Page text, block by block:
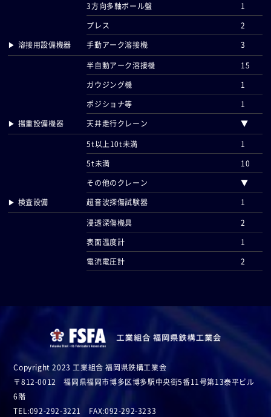
3方向多軸ボール盤
1
プレス
2
▶ 溶接用設備機器
手動アーク溶接機
3
半自動アーク溶接機
15
ガウジング機
1
ポジショナ等
1
▶ 揚重設備機器
天井走行クレーン
▼
5t以上10t未満
1
5t未満
10
その他のクレーン
▼
▶ 検査設備
超音波探傷試験器
1
浸透深傷機具
2
表面温度計
1
電流電圧計
2
Copyright 2023 工業組合 福岡県鉄構工業会
〒812-0012 福岡県福岡市博多区博多駅中央街5番11号第13泰平ビル
6階
TEL:092-292-3221 FAX:092-292-3233